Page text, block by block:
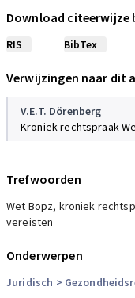
Download citeerwijze
RIS BibTex
Verwijzingen naar dit
V.E.T. Dörenberg
Kroniek rechtspraak
Trefwoorden
Wet Bopz, kroniek
vereisten
Onderwerpen
Juridisch >